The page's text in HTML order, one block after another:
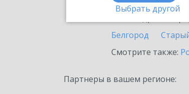
Выбрать другой
Ознакомьтесь с
Белгород
Смотрите также:
Партнеры в вашем регионе: